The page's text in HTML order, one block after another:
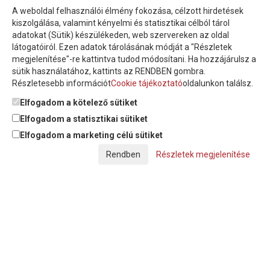
Íratkozzon fel hírlevelünkre!
Feliratkozom a hírlevélre és nyilatkozom, hogy azadatkezelési
tájékoztatót elolvastam, megismertem és elfogadom.
© Copyright Triász-Tömlő Kft. | Minden jog fenntartva!
A weboldal felhasználói élmény fokozása, célzott hirdetések
kiszolgálása, valamint kényelmi és statisztikai célból tárol
adatokat (Sütik) készülékeden, web szervereken az oldal
látogatóiról. Ezen adatok tárolásának módját a "Részletek
megjelenítése"-re kattintva tudod módosítani. Ha hozzájárulsz a
sütik használatához, kattints az RENDBEN gombra.
Részletesebb információtCookie tájékoztatóoldalunkon találsz.
Elfogadom a kötelező sütiket
Elfogadom a statisztikai sütiket
Elfogadom a marketing célú sütiket
Részletek megjelenítése